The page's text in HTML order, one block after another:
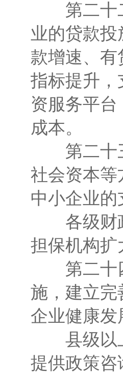
第二十二
业的贷款
款增速、有
指标提升，
资服务平
成本。
第二十三
社会资本等
中小企业的
各级财政
担保机构扩
第二十四
施，建立完
企业健康发
县级以上
提供政策咨